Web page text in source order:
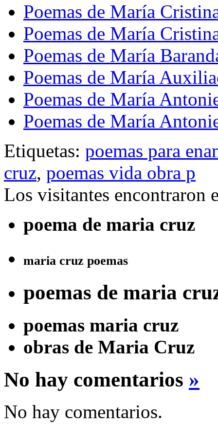
Poemas de María
Poemas de María
Poemas de María
Poemas de María
Poemas de María
Poemas de María
Etiquetas: poemas para
cruz, poemas vida obra p
Los visitantes encontraron
poema de maria cruz
maria cruz poemas
poemas de maria
poemas maria cruz
obras de Maria Cruz
No hay comentarios »
No hay comentarios.